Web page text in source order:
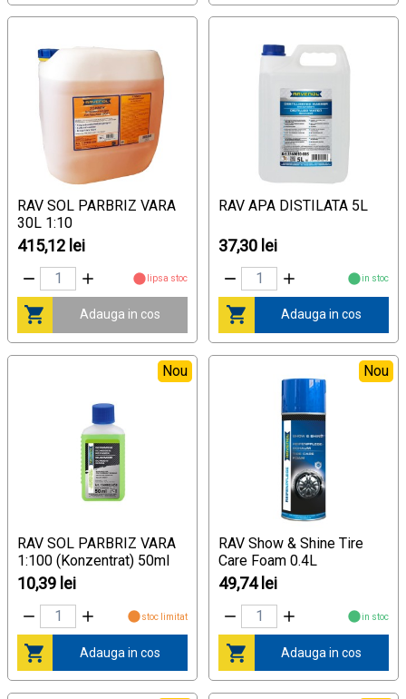
RAV SOL PARBRIZ VARA
30L 1:10
415,12 lei
lipsa stoc
Adauga in cos
RAV APA DISTILATA 5L
37,30 lei
in stoc
Adauga in cos
Nou
RAV SOL PARBRIZ VARA
1:100 (Konzentrat) 50ml
10,39 lei
stoc limitat
Adauga in cos
Nou
RAV Show & Shine Tire
Care Foam 0.4L
49,74 lei
in stoc
Adauga in cos